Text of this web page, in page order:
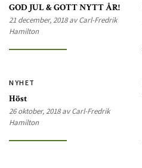
GOD JUL & GOTT NYTT ÅR!
21 december, 2018 av Carl-Fredrik
Hamilton
NYHET
Höst
26 oktober, 2018 av Carl-Fredrik
Hamilton